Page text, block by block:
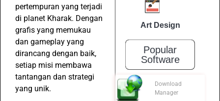
pertempuran yang terjadi
di planet Kharak. Dengan
grafis yang memukau
dan gameplay yang
dirancang dengan baik,
setiap misi membawa
tantangan dan strategi
yang unik.
Art Design
Popular
Software
Download
Manager